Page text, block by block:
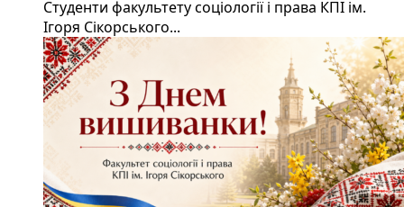
Студенти факультету соціології і права КПІ ім.
Ігоря Сікорського...